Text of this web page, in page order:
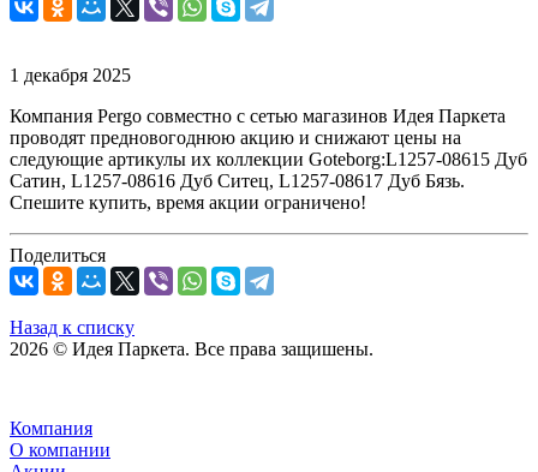
1 декабря 2025
Компания Pergo совместно с сетью магазинов Идея Паркета
проводят предновогоднюю акцию и снижают цены на
следующие артикулы их коллекции Goteborg:L1257-08615 Дуб
Сатин, L1257-08616 Дуб Ситец, L1257-08617 Дуб Бязь.
Спешите купить, время акции ограничено!
Поделиться
Назад к списку
2026 © Идея Паркета. Все права защишены.
Компания
О компании